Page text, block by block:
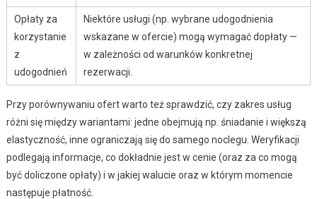
Opłaty za
korzystanie
z
udogodnień
Niektóre usługi (np. wybrane udogodnienia
wskazane w ofercie) mogą wymagać dopłaty —
w zależności od warunków konkretnej
rezerwacji.
Przy porównywaniu ofert warto też sprawdzić, czy zakres usług
różni się między wariantami: jedne obejmują np. śniadanie i większą
elastyczność, inne ograniczają się do samego noclegu. Weryfikacji
podlegają informacje, co dokładnie jest w cenie (oraz za co mogą
być doliczone opłaty) i w jakiej walucie oraz w którym momencie
następuje płatność.